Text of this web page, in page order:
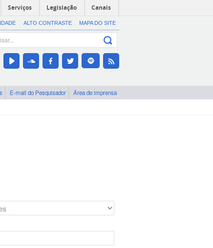
Serviços Legislação Canais
ALTO CONTRASTE MAPA DO SITE
E-mail do Pesquisador Área de imprensa